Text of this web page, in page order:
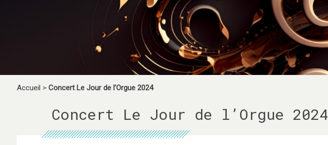
Accueil > Concert Le Jour de l’Orgue 2024
Concert Le Jour de l’Orgue 2024